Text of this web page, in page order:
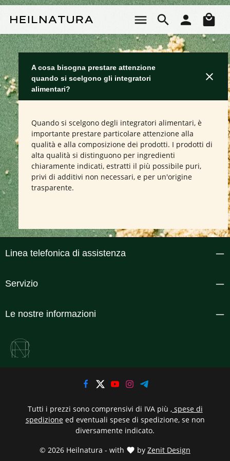
Il
A cosa bisogna prestare attenzione
quando si scelgono gli integratori
alimentari?
Quando si scelgono degli integratori alimentari, è
importante prestare particolare attenzione alla
qualità e alla composizione dei prodotti. I prodotti di
alta qualità si distinguono per ingredienti
chiaramente indicati, estratti il più possibile puri,
privi di additivi non necessari, e per un'origine
trasparente.
Linea telefonica di assistenza
Servizio
Le nostre informazioni
© 2026 Heilnatura - with by Zenit Design
Tutti i prezzi sono comprensivi di IVA più , spese di
spedizioneed eventuali spese di spedizione, se non
diversamente indicato.